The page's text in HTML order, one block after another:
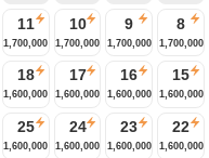
8
1,700,000
9
1,700,000
10
1,700,000
11
1,700,000
15
1,600,000
16
1,600,000
17
1,600,000
18
1,600,000
22
1,600,000
23
1,600,000
24
1,600,000
25
1,600,000